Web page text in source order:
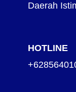
Daerah
HOTLINE